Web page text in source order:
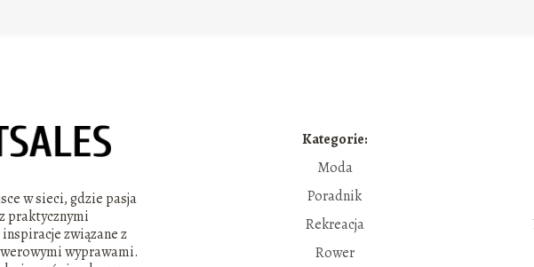
w sieci, gdzie pasja
praktycznymi
związane z
wyprawami.
Kategorie:
Moda
Poradnik
Rekreacja
Rower